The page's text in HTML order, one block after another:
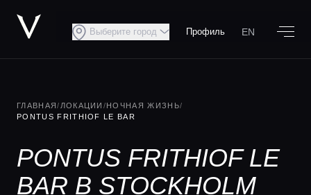
Выберите город Профиль EN
ГЛАВНАЯ/ ЛОКАЦИИ /НОЧНАЯ ЖИЗНЬ/
PONTUS FRITHIOF LE BAR
PONTUS FRITHIOF LE
BAR В STOCKHOLM